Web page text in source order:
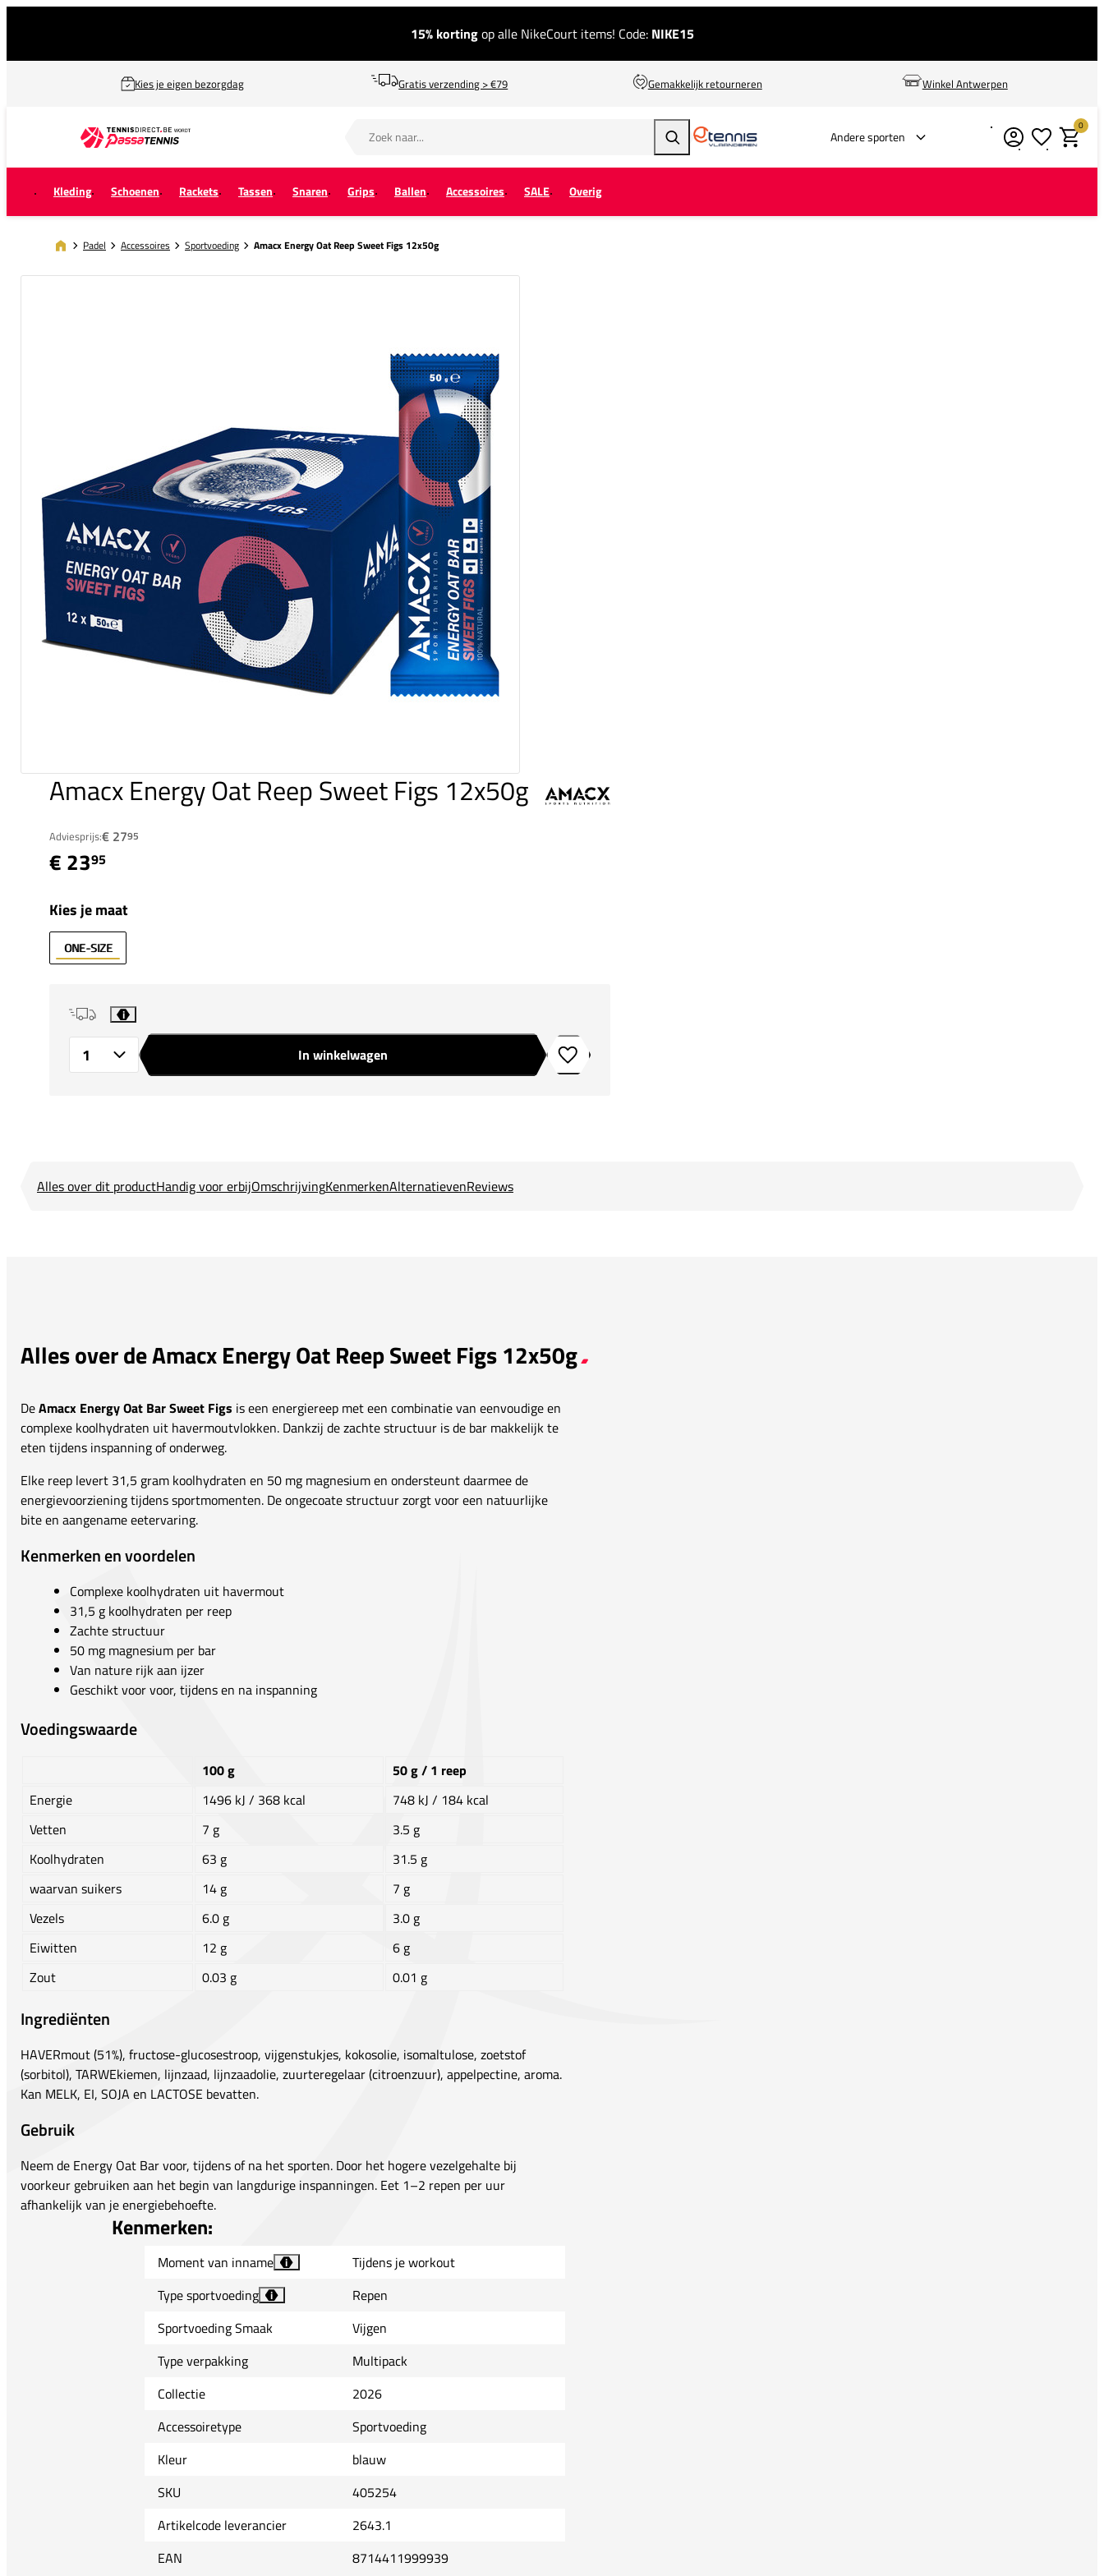
15% kortingop alle NikeCourt items! Code: NIKE15
Kies je eigen bezorgdag Gratis verzending > €79 Gemakkelijk retourneren Winkel Antwerpen
Zoeken Andere sporten Verlanglijstje
0
Kleding Schoenen Rackets Tassen Snaren Grips Ballen Accessoires SALE Overig
Padel Accessoires Sportvoeding Amacx Energy Oat Reep Sweet Figs 12x50g
Amacx Energy Oat Reep Sweet Figs 12x50g
Adviesprijs:€ 2795
€ 2395
Kies je maat
ONE-SIZE
i
In winkelwagen Toevoegen aan verlanglijstje
Alles over dit productHandig voor erbijOmschrijvingKenmerkenAlternatievenReviews
Alles over de Amacx Energy Oat Reep Sweet Figs 12x50g
DeAmacx Energy Oat Bar Sweet Figs is een energiereep met een combinatie van eenvoudige en
complexe koolhydraten uit havermoutvlokken. Dankzij de zachte structuur is de bar makkelijk te
eten tijdens inspanning of onderweg.
Elke reep levert 31,5 gram koolhydraten en 50 mg magnesium en ondersteunt daarmee de
energievoorziening tijdens sportmomenten. De ongecoate structuur zorgt voor een natuurlijke
bite en aangename eetervaring.
Kenmerken en voordelen
Complexe koolhydraten uit havermout
31,5 g koolhydraten per reep
Zachte structuur
50 mg magnesium per bar
Van nature rijk aan ijzer
Geschikt voor voor, tijdens en na inspanning
Voedingswaarde
100 g
50 g / 1 reep
Energie
1496 kJ / 368 kcal
748 kJ / 184 kcal
Vetten
7 g
3.5 g
Koolhydraten
63 g
31.5 g
waarvan suikers
14 g
7 g
Vezels
6.0 g
3.0 g
Eiwitten
12 g
6 g
Zout
0.03 g 0.01 g
Ingrediënten
HAVERmout (51%), fructose-glucosestroop, vijgenstukjes, kokosolie, isomaltulose, zoetstof
(sorbitol), TARWEkiemen, lijnzaad, lijnzaadolie, zuurteregelaar (citroenzuur), appelpectine, aroma.
Kan MELK, EI, SOJA en LACTOSE bevatten.
Gebruik
Neem de Energy Oat Bar voor, tijdens of na het sporten. Door het hogere vezelgehalte bij
voorkeur gebruiken aan het begin van langdurige inspanningen. Eet 1–2 repen per uur
afhankelijk van je energiebehoefte.
Kenmerken:
Moment van inname i
Tijdens je workout
Type sportvoeding
i
Repen
Sportvoeding Smaak
Vijgen
Type verpakking
Multipack
Collectie
2026
Accessoiretype
Sportvoeding
Kleur
blauw
SKU
405254
Artikelcode leverancier
2643.1
EAN
8714411999939